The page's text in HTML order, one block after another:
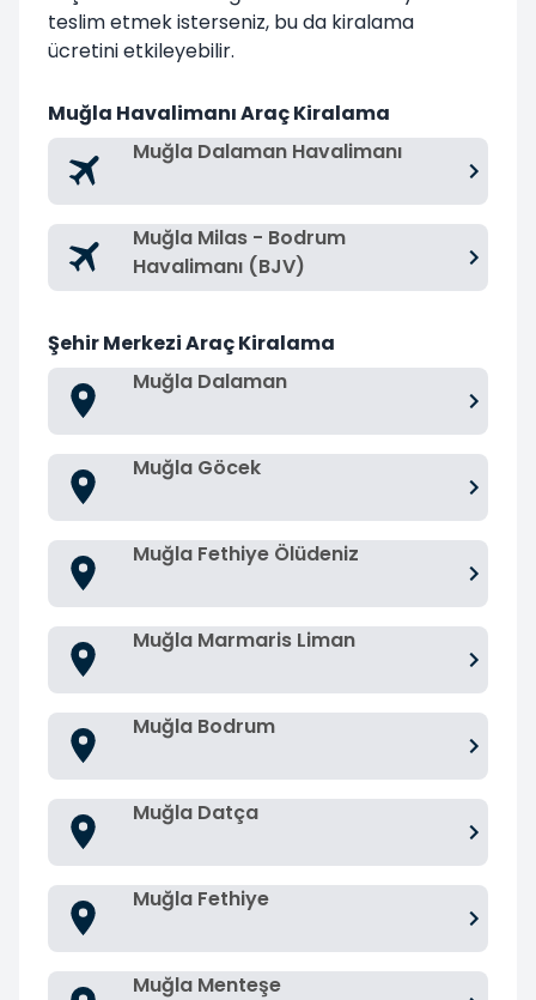
teslim etmek isterseniz, bu da kiralama
ücretini etkileyebilir.
Muğla Havalimanı Araç Kiralama
Muğla Dalaman Havalimanı
Muğla Milas - Bodrum
Havalimanı (BJV)
Şehir Merkezi Araç Kiralama
Muğla Dalaman
Muğla Göcek
Muğla Fethiye Ölüdeniz
Muğla Marmaris Liman
Muğla Bodrum
Muğla Datça
Muğla Fethiye
Muğla Menteşe